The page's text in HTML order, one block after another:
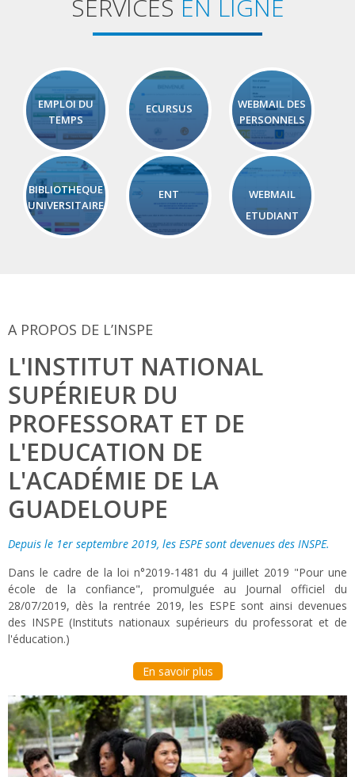
SERVICES EN LIGNE
EMPLOI DU
TEMPS
ECURSUS
WEBMAIL DES
PERSONNELS
BIBLIOTHEQUE
UNIVERSITAIRE
ENT
WEBMAIL
ETUDIANT
A PROPOS DE L’INSPE
L'INSTITUT NATIONAL
SUPÉRIEUR DU
PROFESSORAT ET DE
L'EDUCATION DE
L'ACADÉMIE DE LA
GUADELOUPE
Depuis le 1er septembre 2019, les ESPE sont devenues des INSPE.
Dans le cadre de la loi n°2019-1481 du 4 juillet 2019 "Pour une
école de la confiance", promulguée au Journal officiel du
28/07/2019, dès la rentrée 2019, les ESPE sont ainsi devenues
des INSPE (Instituts nationaux supérieurs du professorat et de
l'éducation.)
En savoir plus